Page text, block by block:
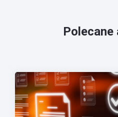
Polecane